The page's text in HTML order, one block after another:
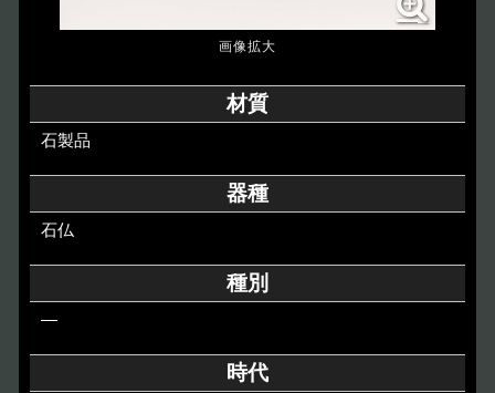
アクセス Access
イベント
デジタルアーカイブ Digital Archive
材質
石製品
器種
石仏
種別
―
時代